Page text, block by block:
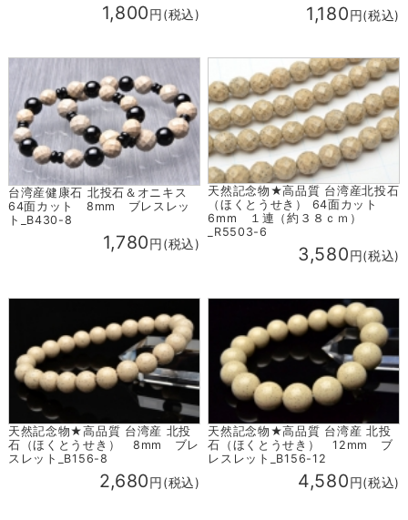
1,800円(税込) 1,180円(税込)
台湾産健康石 北投石＆オニキス
64面カット 8mm ブレスレッ
ト_B430-8
1,780円(税込)
天然記念物★高品質 台湾産北投石
（ほくとうせき） 64面カット
6mm １連（約３８ｃｍ）
_R5503-6
3,580円(税込)
天然記念物★高品質 台湾産 北投
石（ほくとうせき） 8mm ブレ
スレット_B156-8
2,680円(税込)
天然記念物★高品質 台湾産 北投
石（ほくとうせき） 12mm ブ
レスレット_B156-12
4,580円(税込)